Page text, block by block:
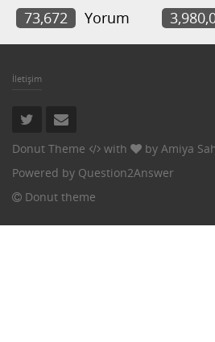
73,672
Yorum
İletişim
Donut Theme with by Amiya
Powered by Question2Answer
Donut theme